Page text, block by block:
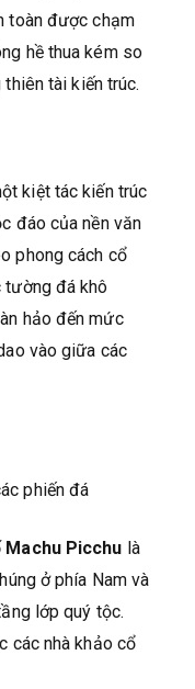
toàn được chạm
hề thua kém so
tài kiến trúc.
kiệt tác kiến trúc
đáo của nền văn
phong cách cổ
tường đá khô
hảo đến mức
vào giữa các
phiến đá
Machu Picchu là
ở phía Nam và
lớp quý tộc.
các nhà khảo cổ